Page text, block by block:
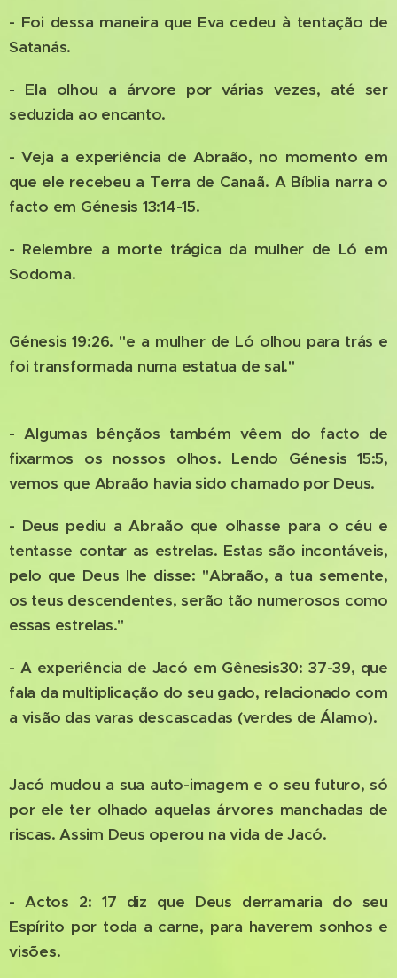
- Foi dessa maneira que Eva cedeu à tentação de
Satanás.
- Ela olhou a árvore por várias vezes, até ser
seduzida ao encanto.
- Veja a experiência de Abraão, no momento em
que ele recebeu a Terra de Canaã. A Bíblia narra o
facto em Génesis 13:14-15.
- Relembre a morte trágica da mulher de Ló em
Sodoma.
Génesis 19:26. "e a mulher de Ló olhou para trás e
foi transformada numa estatua de sal."
- Algumas bênçãos também vêem do facto de
fixarmos os nossos olhos. Lendo Génesis 15:5,
vemos que Abraão havia sido chamado por Deus.
- Deus pediu a Abraão que olhasse para o céu e
tentasse contar as estrelas. Estas são incontáveis,
pelo que Deus lhe disse: "Abraão, a tua semente,
os teus descendentes, serão tão numerosos como
essas estrelas."
- A experiência de Jacó em Gênesis30: 37-39, que
fala da multiplicação do seu gado, relacionado com
a visão das varas descascadas (verdes de Álamo).
Jacó mudou a sua auto-imagem e o seu futuro, só
por ele ter olhado aquelas árvores manchadas de
riscas. Assim Deus operou na vida de Jacó.
- Actos 2: 17 diz que Deus derramaria do seu
Espírito por toda a carne, para haverem sonhos e
visões.